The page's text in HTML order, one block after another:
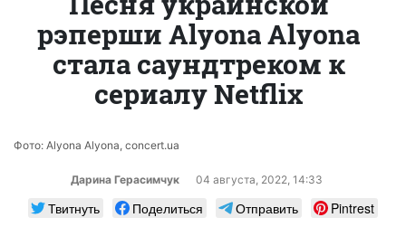
рэперши Alyona Alyona
стала саундтреком к
сериалу Netflix
Фото: Alyona Alyona, concert.ua
Дарина Герасимчук 04 августа, 2022, 14:33
Твитнуть Поделиться Отправить
Pintrest